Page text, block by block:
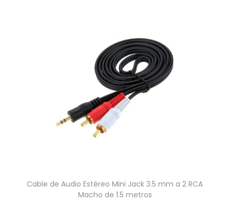
Cable de Audio Estéreo Mini Jack 3.5 mm a 2 RCA
Macho de 1.5 metros